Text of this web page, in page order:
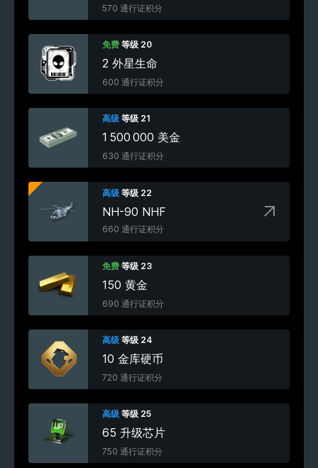
570 通行证积分
免费 等级 20
2 外星生命
600 通行证积分
高级 等级 21
1 500 000 美金
630 通行证积分
高级 等级 22
NH-90 NHF
660 通行证积分
免费 等级 23
150 黄金
690 通行证积分
高级 等级 24
10 金库硬币
720 通行证积分
高级 等级 25
65 升级芯片
750 通行证积分